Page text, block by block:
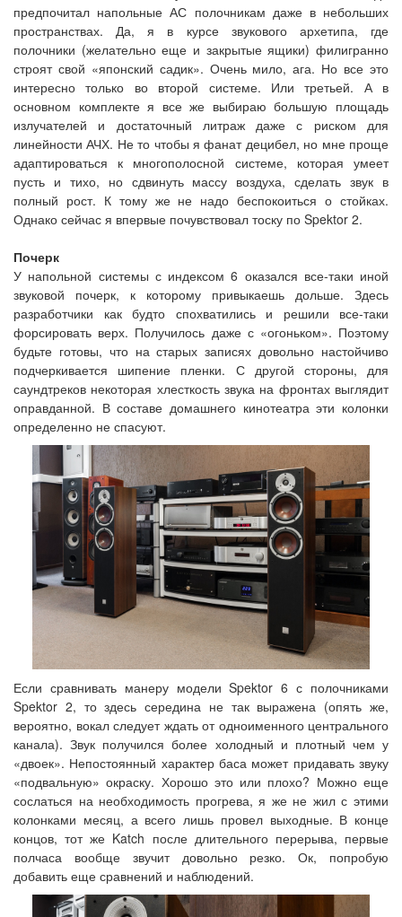
предпочитал напольные АС полочникам даже в небольших
пространствах. Да, я в курсе звукового архетипа, где
полочники (желательно еще и закрытые ящики) филигранно
строят свой «японский садик». Очень мило, ага. Но все это
интересно только во второй системе. Или третьей. А в
основном комплекте я все же выбираю большую площадь
излучателей и достаточный литраж даже с риском для
линейности АЧХ. Не то чтобы я фанат децибел, но мне проще
адаптироваться к многополосной системе, которая умеет
пусть и тихо, но сдвинуть массу воздуха, сделать звук в
полный рост. К тому же не надо беспокоиться о стойках.
Однако сейчас я впервые почувствовал тоску по Spektor 2.
Почерк
У напольной системы с индексом 6 оказался все-таки иной
звуковой почерк, к которому привыкаешь дольше. Здесь
разработчики как будто спохватились и решили все-таки
форсировать верх. Получилось даже с «огоньком». Поэтому
будьте готовы, что на старых записях довольно настойчиво
подчеркивается шипение пленки. С другой стороны, для
саундтреков некоторая хлесткость звука на фронтах выглядит
оправданной. В составе домашнего кинотеатра эти колонки
определенно не спасуют.
Если сравнивать манеру модели Spektor 6 с полочниками
Spektor 2, то здесь середина не так выражена (опять же,
вероятно, вокал следует ждать от одноименного центрального
канала). Звук получился более холодный и плотный чем у
«двоек». Непостоянный характер баса может придавать звуку
«подвальную» окраску. Хорошо это или плохо? Можно еще
сослаться на необходимость прогрева, я же не жил с этими
колонками месяц, а всего лишь провел выходные. В конце
концов, тот же Katch после длительного перерыва, первые
полчаса вообще звучит довольно резко. Ок, попробую
добавить еще сравнений и наблюдений.